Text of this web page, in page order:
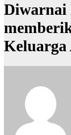
Diwarnai
Keluarga